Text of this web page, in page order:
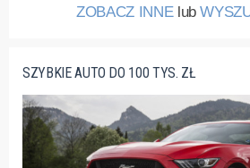
ZOBACZ INNElub
SZYBKIE AUTO DO 100 TYS. ZŁ